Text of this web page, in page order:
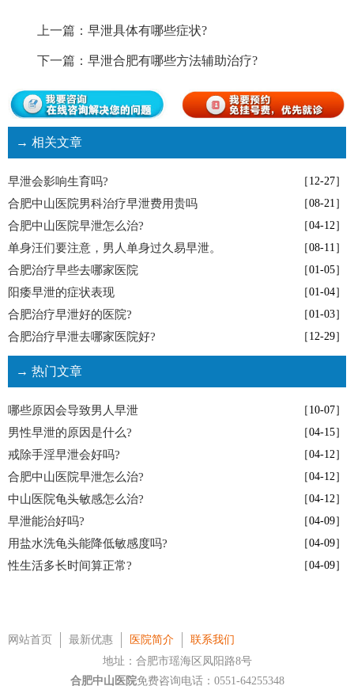
上一篇： 早泄具体有哪些症状?
下一篇： 早泄合肥有哪些方法辅助治疗?
→ 相关文章
［12-27］
早泄会影响生育吗?
［08-21］
合肥中山医院男科治疗早泄费用贵吗
［04-12］
合肥中山医院早泄怎么治?
［08-11］
单身汪们要注意，男人单身过久易早泄。
［01-05］
合肥治疗早些去哪家医院
［01-04］
阳痿早泄的症状表现
［01-03］
合肥治疗早泄好的医院?
［12-29］
合肥治疗早泄去哪家医院好?
→ 热门文章
［10-07］
哪些原因会导致男人早泄
［04-15］
男性早泄的原因是什么?
［04-12］
戒除手淫早泄会好吗?
［04-12］
合肥中山医院早泄怎么治?
［04-12］
中山医院龟头敏感怎么治?
［04-09］
早泄能治好吗?
［04-09］
用盐水洗龟头能降低敏感度吗?
［04-09］
性生活多长时间算正常?
网站首页 最新优惠 医院简介
联系我们
地址：合肥市瑶海区凤阳路8号
合肥中山医院免费咨询电话：0551-64255348